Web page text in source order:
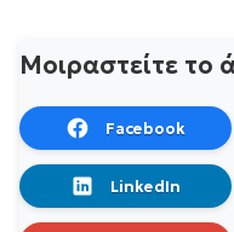
Μοιραστείτε το
Facebook
LinkedIn